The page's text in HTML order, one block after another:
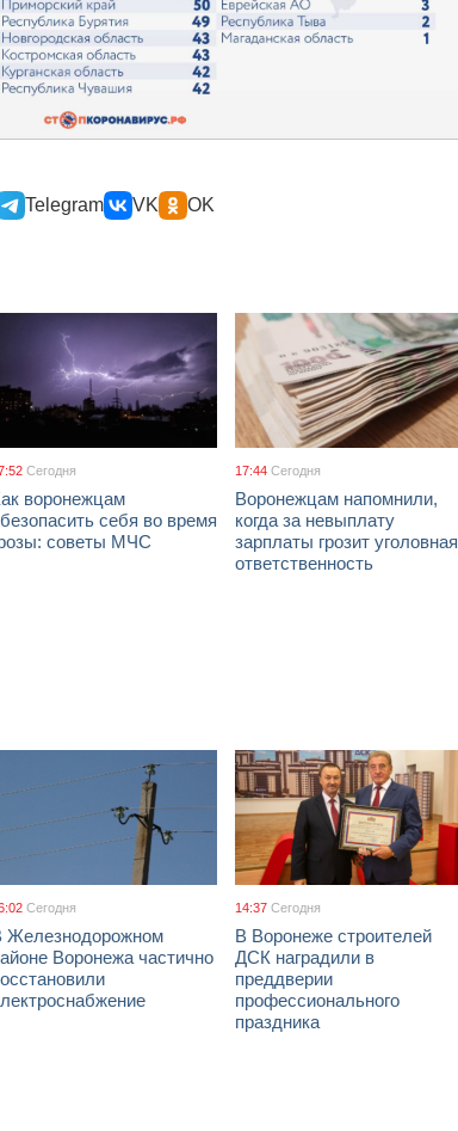
Telegram VK OK
Сегодня
воронежцам
себя во время
советы МЧС
17:44 Сегодня
Воронежцам напомнили,
когда за невыплату
зарплаты грозит уголовная
ответственность
Сегодня
Железнодорожном
Воронежа частично
14:37 Сегодня
В Воронеже строителей
ДСК наградили в
преддверии
профессионального
праздника